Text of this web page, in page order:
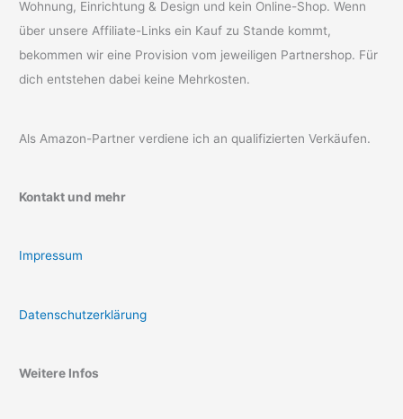
Wohnung, Einrichtung & Design und kein Online-Shop. Wenn
über unsere Affiliate-Links ein Kauf zu Stande kommt,
bekommen wir eine Provision vom jeweiligen Partnershop. Für
dich entstehen dabei keine Mehrkosten.
Als Amazon-Partner verdiene ich an qualifizierten Verkäufen.
Kontakt und mehr
Impressum
Datenschutzerklärung
Weitere Infos